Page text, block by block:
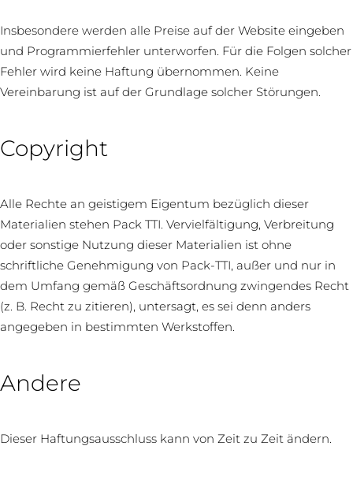
Insbesondere werden alle Preise auf der Website eingeben
und Programmierfehler unterworfen. Für die Folgen solcher
Fehler wird keine Haftung übernommen. Keine
Vereinbarung ist auf der Grundlage solcher Störungen.
Copyright
Alle Rechte an geistigem Eigentum bezüglich dieser
Materialien stehen Pack TTI. Vervielfältigung, Verbreitung
oder sonstige Nutzung dieser Materialien ist ohne
schriftliche Genehmigung von Pack-TTI, außer und nur in
dem Umfang gemäß Geschäftsordnung zwingendes Recht
(z. B. Recht zu zitieren), untersagt, es sei denn anders
angegeben in bestimmten Werkstoffen.
Andere
Dieser Haftungsausschluss kann von Zeit zu Zeit ändern.